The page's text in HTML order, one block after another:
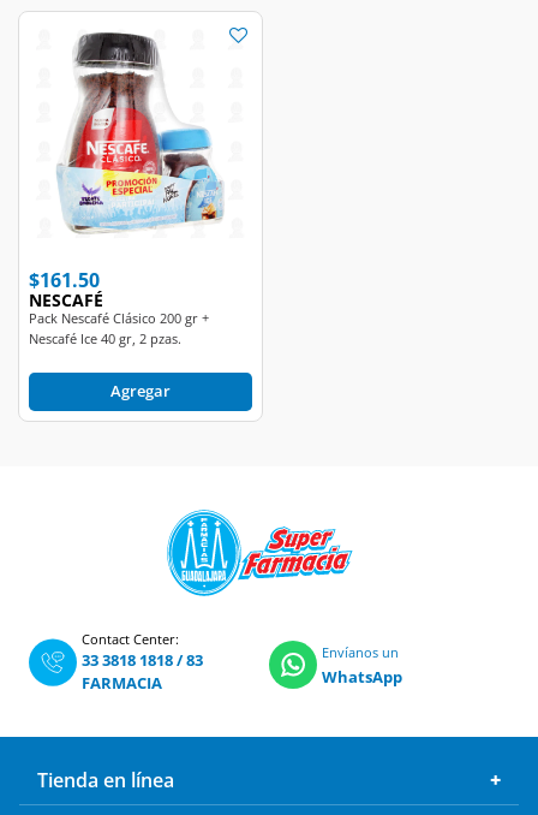
$161.50
NESCAFÉ
Pack Nescafé Clásico 200 gr +
Nescafé Ice 40 gr, 2 pzas.
Agregar
Contact Center:
33 3818 1818/83
FARMACIA
Envíanos un
WhatsApp
Tienda en línea